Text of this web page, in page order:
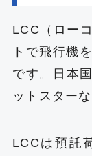
LCC（ロー
トで飛行機
です。日本
ットスター
LCCは預託